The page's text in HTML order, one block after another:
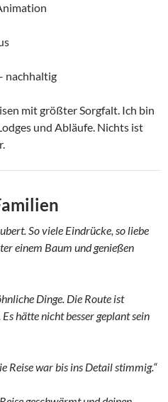
nachhaltig
mit größter Sorgfalt. Ich bin
und Abläufe. Nichts ist
So viele Eindrücke, so liebe
einem Baum und genießen
Dinge. Die Route ist
hätte nicht besser geplant sein
Reise war bis ins Detail stimmig.“